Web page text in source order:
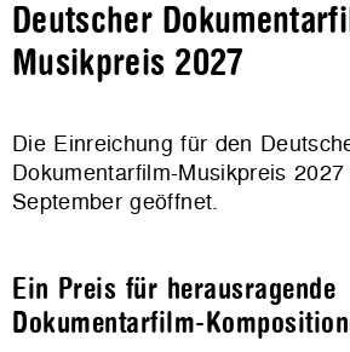
Deutscher
Musikpreis 2027
Die Einreichung für den
Dokumentarfilm-Musikpreis
September geöffnet.
Ein Preis für herausragende
Dokumentarfilm-